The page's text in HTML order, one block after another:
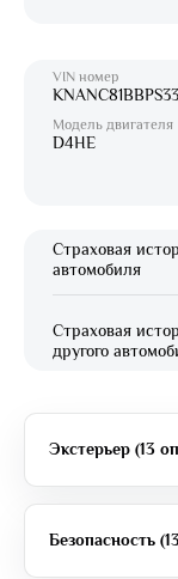
VIN номер
Модель двигателя
D4HE
Страховая
автомобиля
Страховая
другого
Экстерьер (13
Безопасность